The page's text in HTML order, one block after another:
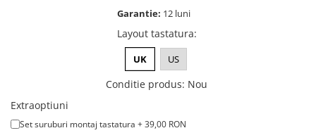
A2681 (M2 13” 2022)
A2941 (M2 15” 2023)
Garantie: 12 luni
Layout tastatura:
UK US
Conditie produs: Nou
Extraoptiuni
Set suruburi montaj tastatura + 39,00 RON